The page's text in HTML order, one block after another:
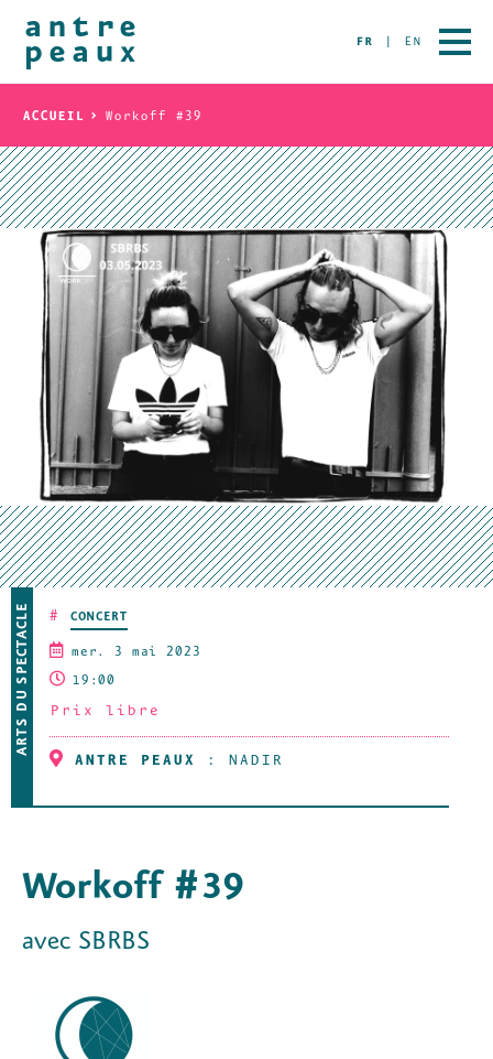
FR EN
ACCUEIL Workoff #39
ARTS DU SPECTACLE # CONCERT
mer. 3 mai 2023
19:00
Prix libre
ANTRE PEAUX : NADIR
Workoff #39
avec SBRBS